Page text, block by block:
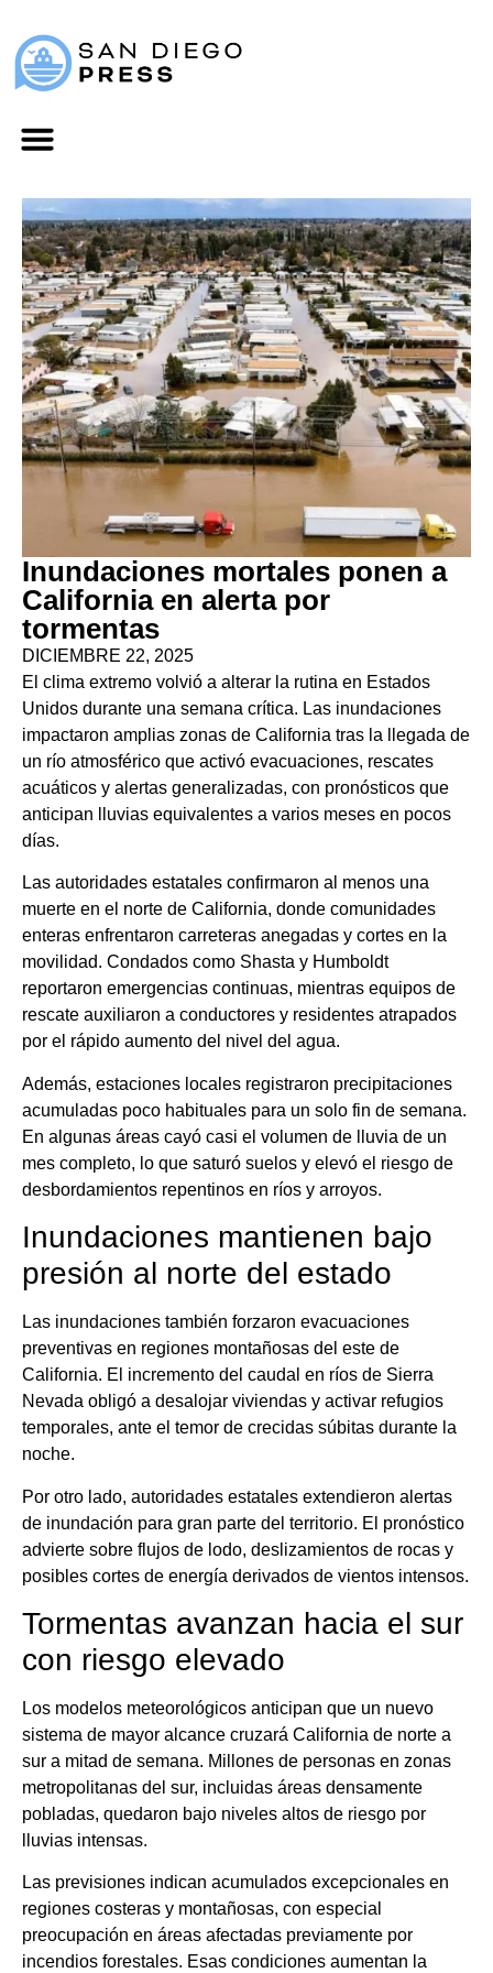
Inundaciones mortales ponen a
California en alerta por
tormentas
DICIEMBRE 22, 2025
El clima extremo volvió a alterar la rutina en Estados
Unidos durante una semana crítica. Las inundaciones
impactaron amplias zonas de California tras la llegada de
un río atmosférico que activó evacuaciones, rescates
acuáticos y alertas generalizadas, con pronósticos que
anticipan lluvias equivalentes a varios meses en pocos
días.
Las autoridades estatales confirmaron al menos una
muerte en el norte de California, donde comunidades
enteras enfrentaron carreteras anegadas y cortes en la
movilidad. Condados como Shasta y Humboldt
reportaron emergencias continuas, mientras equipos de
rescate auxiliaron a conductores y residentes atrapados
por el rápido aumento del nivel del agua.
Además, estaciones locales registraron precipitaciones
acumuladas poco habituales para un solo fin de semana.
En algunas áreas cayó casi el volumen de lluvia de un
mes completo, lo que saturó suelos y elevó el riesgo de
desbordamientos repentinos en ríos y arroyos.
Inundaciones mantienen bajo
presión al norte del estado
Las inundaciones también forzaron evacuaciones
preventivas en regiones montañosas del este de
California. El incremento del caudal en ríos de Sierra
Nevada obligó a desalojar viviendas y activar refugios
temporales, ante el temor de crecidas súbitas durante la
noche.
Por otro lado, autoridades estatales extendieron alertas
de inundación para gran parte del territorio. El pronóstico
advierte sobre flujos de lodo, deslizamientos de rocas y
posibles cortes de energía derivados de vientos intensos.
Tormentas avanzan hacia el sur
con riesgo elevado
Los modelos meteorológicos anticipan que un nuevo
sistema de mayor alcance cruzará California de norte a
sur a mitad de semana. Millones de personas en zonas
metropolitanas del sur, incluidas áreas densamente
pobladas, quedaron bajo niveles altos de riesgo por
lluvias intensas.
Las previsiones indican acumulados excepcionales en
regiones costeras y montañosas, con especial
preocupación en áreas afectadas previamente por
incendios forestales. Esas condiciones aumentan la